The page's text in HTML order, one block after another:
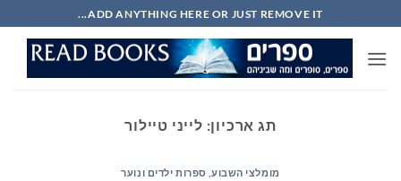
to
content
ADD ANYTHING HERE OR JUST REMOVE IT...
תג ארכיון: לייני טיילור
מומלצי השבוע ספרות ילדים ונוער